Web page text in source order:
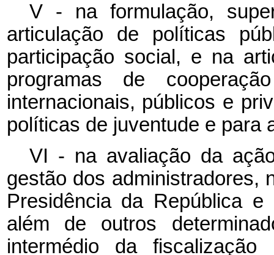
V - na formulação,
articulação de políticas
participação social, e na
programas de
internacionais, públicos e
políticas de juventude e para
VI - na avaliação da
gestão dos administradores,
Presidência da República
além de outros
intermédio da fiscalização